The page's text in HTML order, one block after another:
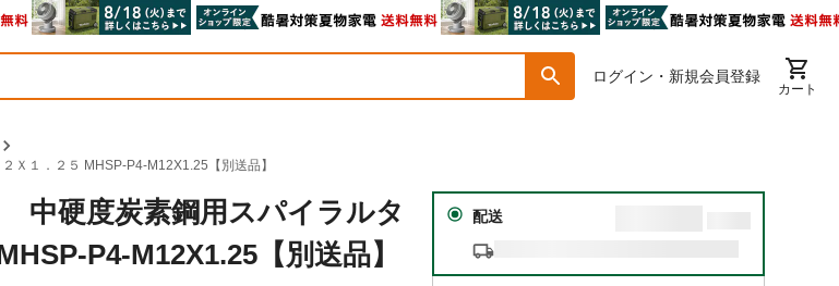
ログイン・新規会員登録
カート
１．２５ MHSP-P4-M12X1.25【別送品】
中硬度炭素鋼用スパイラルタ
P4-M12X1.25【別送品】
配送